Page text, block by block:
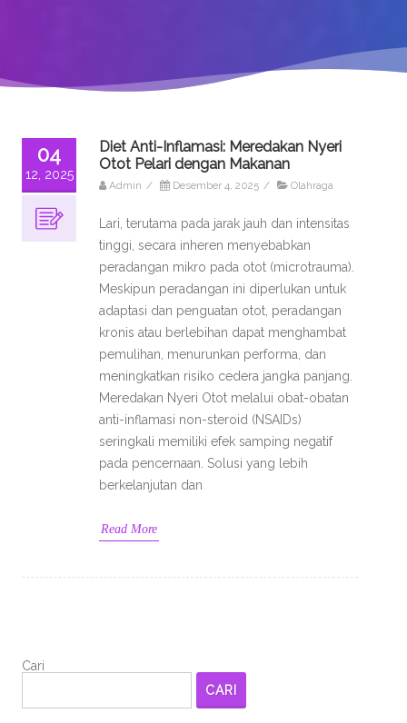
04
12, 2025
Diet Anti-Inflamasi: Meredakan Nyeri
Otot Pelari dengan Makanan
Admin / Desember 4, 2025 / Olahraga
Lari, terutama pada jarak jauh dan intensitas
tinggi, secara inheren menyebabkan
peradangan mikro pada otot (microtrauma).
Meskipun peradangan ini diperlukan untuk
adaptasi dan penguatan otot, peradangan
kronis atau berlebihan dapat menghambat
pemulihan, menurunkan performa, dan
meningkatkan risiko cedera jangka panjang.
Meredakan Nyeri Otot melalui obat-obatan
anti-inflamasi non-steroid (NSAIDs)
seringkali memiliki efek samping negatif
pada pencernaan. Solusi yang lebih
berkelanjutan dan
Read More
Cari
CARI